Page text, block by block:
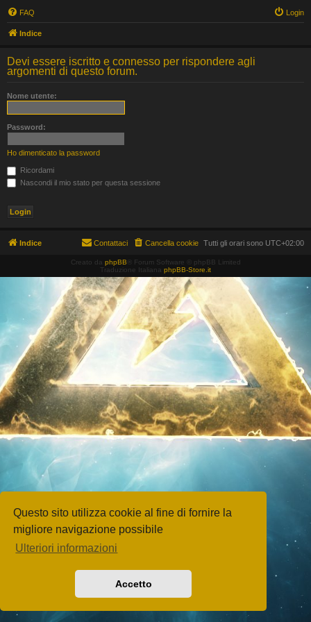
Questo sito utilizza cookie al fine di fornire la
migliore navigazione possibile
Ulteriori informazioni
Accetto
FAQ Login
Indice
Devi essere iscritto e connesso per rispondere agli
argomenti di questo forum.
Nome utente:
Password:
Ho dimenticato la password
Ricordami
Nascondi il mio stato per questa sessione
Indice Tutti gli orari sono UTC+02:00
Cancella cookie
Contattaci
Creato da phpBB ® Forum Software © phpBB Limited
Traduzione Italiana phpBB-Store.it